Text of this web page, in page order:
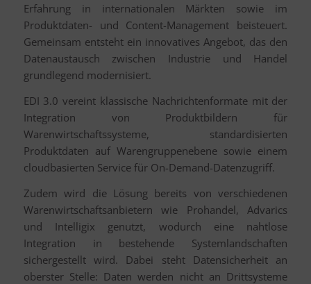
Erfahrung in internationalen Märkten sowie im
Produktdaten- und Content-Management beisteuert.
Gemeinsam entsteht ein innovatives Angebot, das den
Datenaustausch zwischen Industrie und Handel
grundlegend modernisiert.
EDI 3.0 vereint klassische Nachrichtenformate mit der
Integration von Produktbildern für
Warenwirtschaftssysteme, standardisierten
Produktdaten auf Warengruppenebene sowie einem
cloudbasierten Service für On-Demand-Datenzugriff.
Zudem wird die Lösung bereits von verschiedenen
Warenwirtschaftsanbietern wie Prohandel, Advarics
und Intelligix genutzt, wodurch eine nahtlose
Integration in bestehende Systemlandschaften
sichergestellt wird. Dabei steht Datensicherheit an
oberster Stelle: Daten werden nicht an Drittsysteme